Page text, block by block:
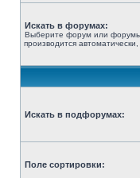
Искать в форумах:
Выберите форум или
производится
Искать в подфорумах:
Поле сортировки: